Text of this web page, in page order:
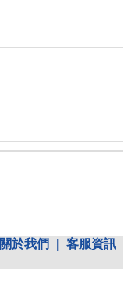
關於我們
客服資訊